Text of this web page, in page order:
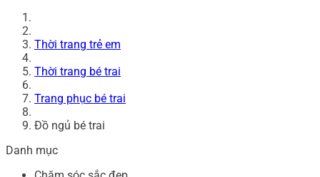
Thời trang trẻ em
Thời trang bé trai
Trang phục bé trai
Đồ ngủ bé trai
Danh mục